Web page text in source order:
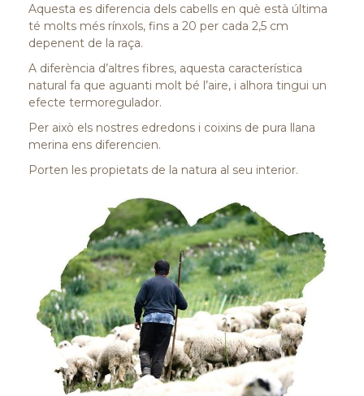
Aquesta es diferencia dels cabells en què està última
té molts més rínxols, fins a 20 per cada 2,5 cm
depenent de la raça.
A diferència d’altres fibres, aquesta característica
natural fa que aguanti molt bé l’aire, i alhora tingui un
efecte termoregulador.
Per això els nostres edredons i coixins de pura llana
merina ens diferencien.
Porten les propietats de la natura al seu interior.